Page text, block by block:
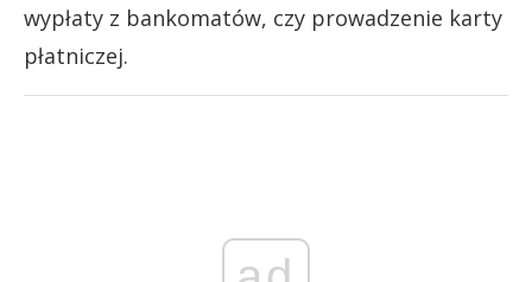
wypłaty z bankomatów, czy prowadzenie karty
płatniczej.